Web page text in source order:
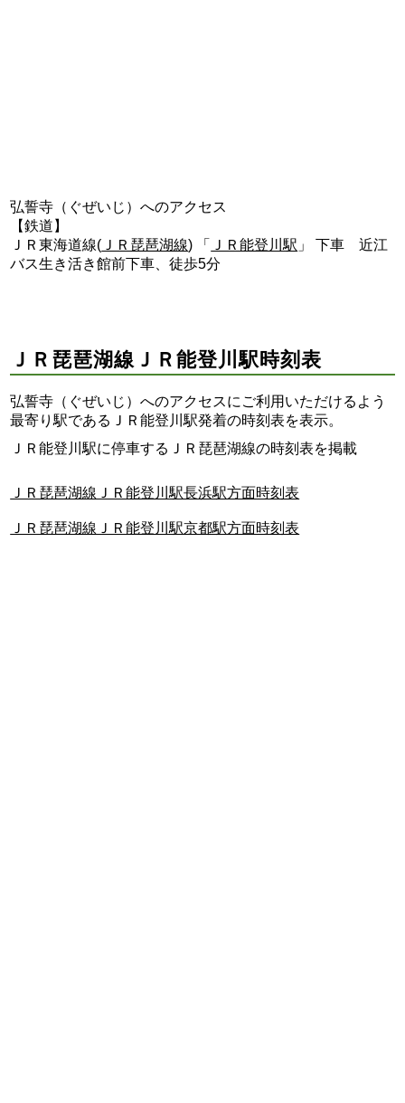
弘誓寺（ぐぜいじ）へのアクセス
【鉄道】
ＪＲ東海道線( ＪＲ琵琶湖線) 「 ＪＲ能登川駅 」 下車 近江
バス生き活き館前下車、徒歩5分
ＪＲ琵琶湖線ＪＲ能登川駅時刻表
弘誓寺（ぐぜいじ）へのアクセスにご利用いただけるよう
最寄り駅であるＪＲ能登川駅発着の時刻表を表示。
ＪＲ能登川駅に停車するＪＲ琵琶湖線の時刻表を掲載
ＪＲ琵琶湖線ＪＲ能登川駅長浜駅方面時刻表
ＪＲ琵琶湖線ＪＲ能登川駅京都駅方面時刻表